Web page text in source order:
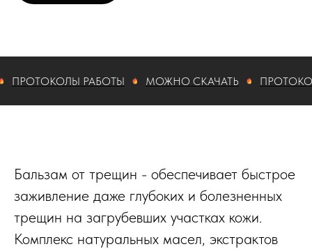
РАБОТЫ МОЖНО СКАЧАТЬ ПРОТОКОЛЫ
Бальзам от трещин - обеспечивает быстрое
заживление даже глубоких и болезненных
трещин на загрубевших участках кожи.​
Комплекс натуральных масел, экстрактов